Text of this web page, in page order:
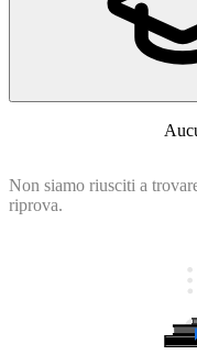
Non siamo riusciti a
riprova.